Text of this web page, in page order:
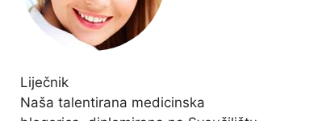
Liječnik
Naša talentirana medicinska